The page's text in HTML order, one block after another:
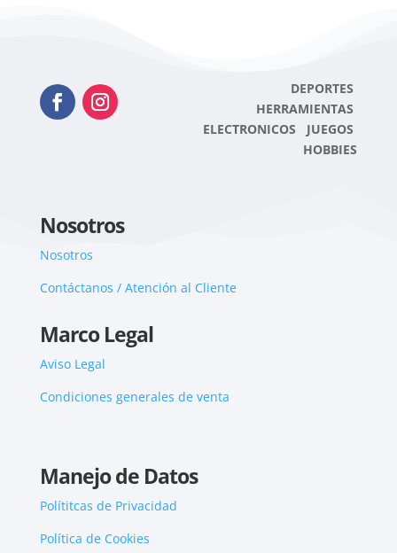
DEPORTES
HERRAMIENTAS
ELECTRONICOS JUEGOS
HOBBIES
Nosotros
Nosotros
Contáctanos / Atención al Cliente
Marco Legal
Aviso Legal
Condiciones generales de venta
Manejo de Datos
Polítitcas de Privacidad
Política de Cookies